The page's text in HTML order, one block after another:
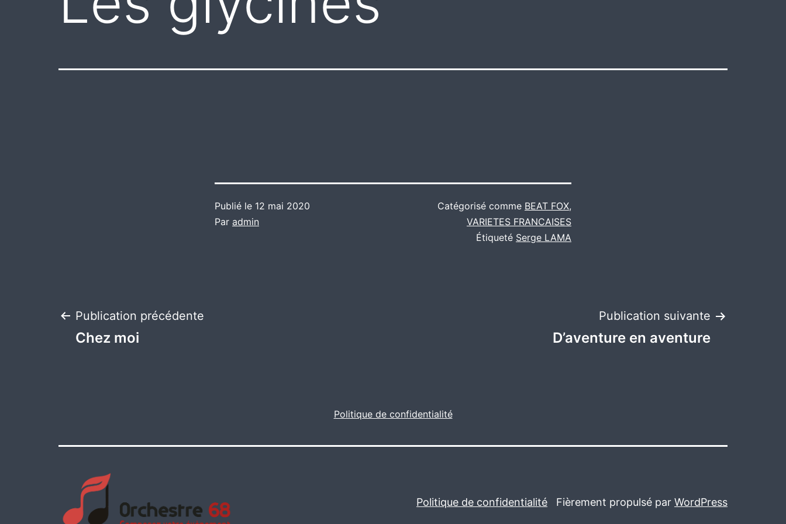
Publié le 12 mai 2020
Par admin
Catégorisé comme BEAT FOX,
VARIETES FRANCAISES
Étiqueté Serge LAMA
Navigation
Publication précédente
Chez moi
Publication suivante
D’aventure en aventure
Politique de confidentialité
Politique de confidentialité Fièrement propulsé par WordPress